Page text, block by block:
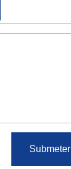
Submeter